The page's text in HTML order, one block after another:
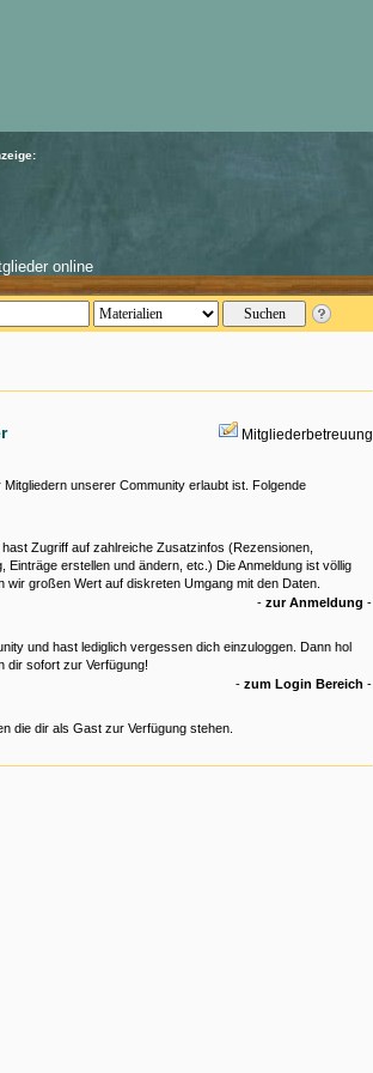
online
Mitgliederbetreuung
unserer Community erlaubt ist. Folgende
Zugriff auf zahlreiche Zusatzinfos (Rezensionen,
erstellen und ändern, etc.) Die Anmeldung ist völlig
großen Wert auf diskreten Umgang mit den Daten.
- zur Anmeldung -
und hast lediglich vergessen dich einzuloggen. Dann hol
dir sofort zur Verfügung!
- zum Login Bereich -
die dir als Gast zur Verfügung stehen.